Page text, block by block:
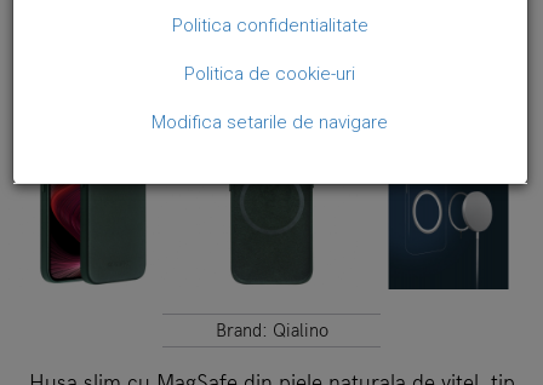
Brand: Qialino
Politica confidentialitate
Politica de cookie-uri
Modifica setarile de navigare